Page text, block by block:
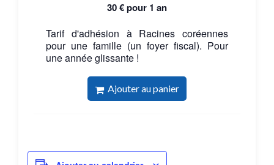
30€pour 1 an
Tarif d'adhésion à Racines coréennes
pour une famille (un foyer fiscal). Pour
une année glissante !
Ajouter au panier